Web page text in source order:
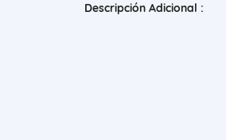
Descripción Adicional :